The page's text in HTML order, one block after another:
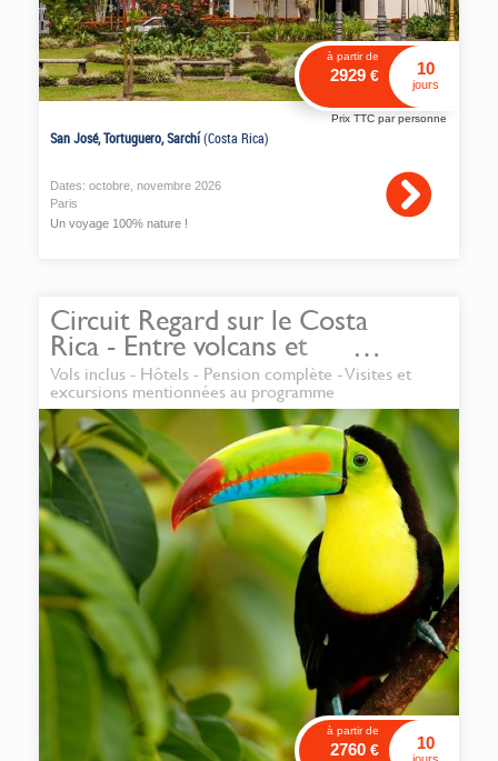
à partir de
2929€ 10
jours
Prix TTC par personne
San José, Tortuguero, Sarchí(Costa Rica)
Dates: octobre novembre 2026
Paris
Un voyage 100% nature !
Circuit Regard sur le Costa
Rica - Entre volcans et
cascades
Vols inclus - Hôtels - Pension complète - Visites et
excursions mentionnées au programme
à partir de
2760€ 10